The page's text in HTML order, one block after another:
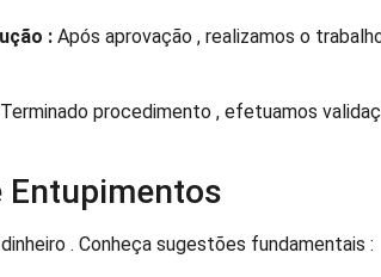
: Após aprovação , realizamos o
Terminado procedimento , efetuamos
Entupimentos
. Conheça sugestões fundamentais :